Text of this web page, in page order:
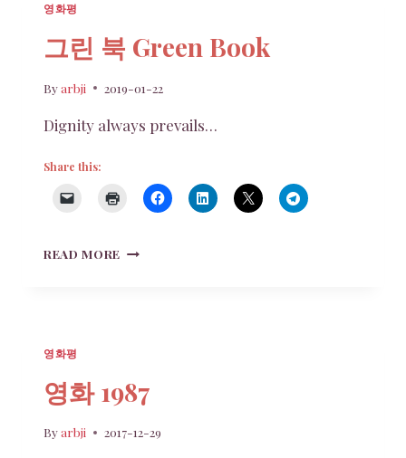
영화평
그린 북 Green Book
Byarbji 2019-01-22
Dignity always prevails…
Share this:
READ MORE
영화평
영화 1987
Byarbji 2017-12-29